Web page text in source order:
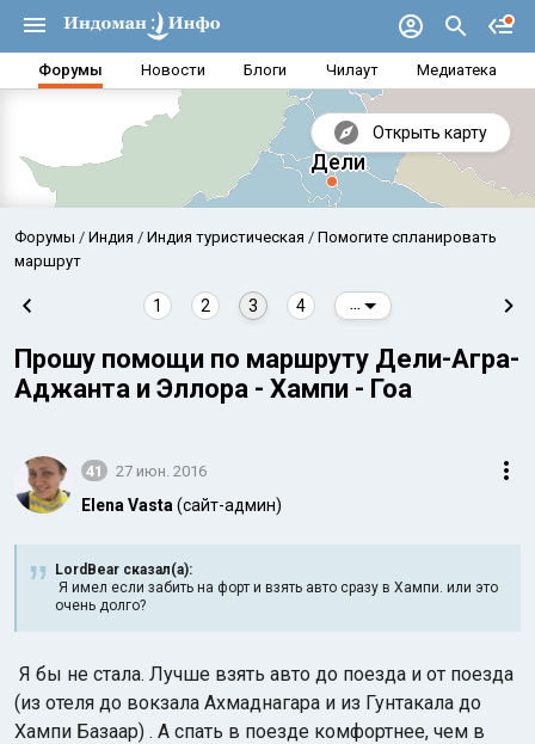
Форумы Новости Блоги Чилаут Медиатека
Открыть карту
Аравийское море
Индийский океан
Форумы Индия Индия туристическая
Помогите спланировать
маршрут
1 2 3 4
Прошу помощи по маршруту Дели-Агра-
Аджанта и Эллора - Хампи - Гоа
41 27 июн. 2016
Elena Vasta (сайт-админ)
LordBear сказал(а):
Я имел если забить на форт и взять авто сразу в Хампи. или это
очень долго?
Я бы не стала. Лучше взять авто до поезда и от поезда
(из отеля до вокзала Ахмаднагара и из Гунтакала до
Хампи Базаар) . А спать в поезде комфортнее, чем в